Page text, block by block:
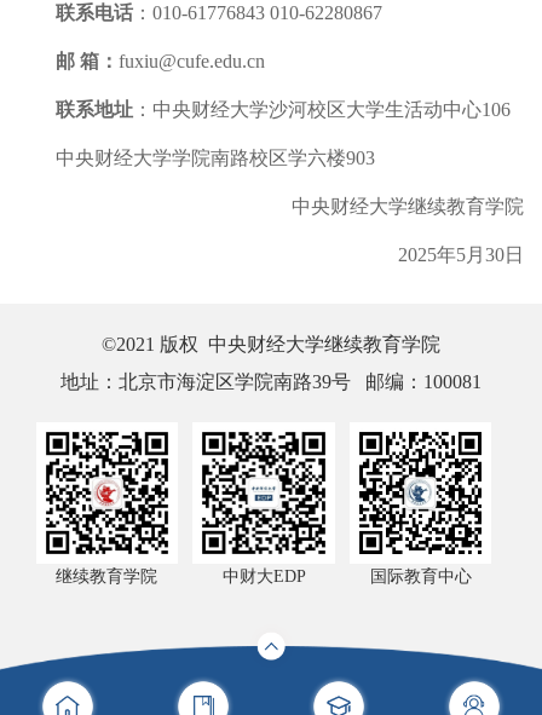
联系电话：010-61776843 010-62280867
邮 箱： fuxiu@cufe.edu.cn
联系地址：中央财经大学沙河校区大学生活动中心106
中央财经大学学院南路校区学六楼903
中央财经大学继续教育学院
2025年5月30日
©2021 版权 中央财经大学继续教育学院
地址：北京市海淀区学院南路39号 邮编：100081
继续教育学院 中财大EDP 国际教育中心